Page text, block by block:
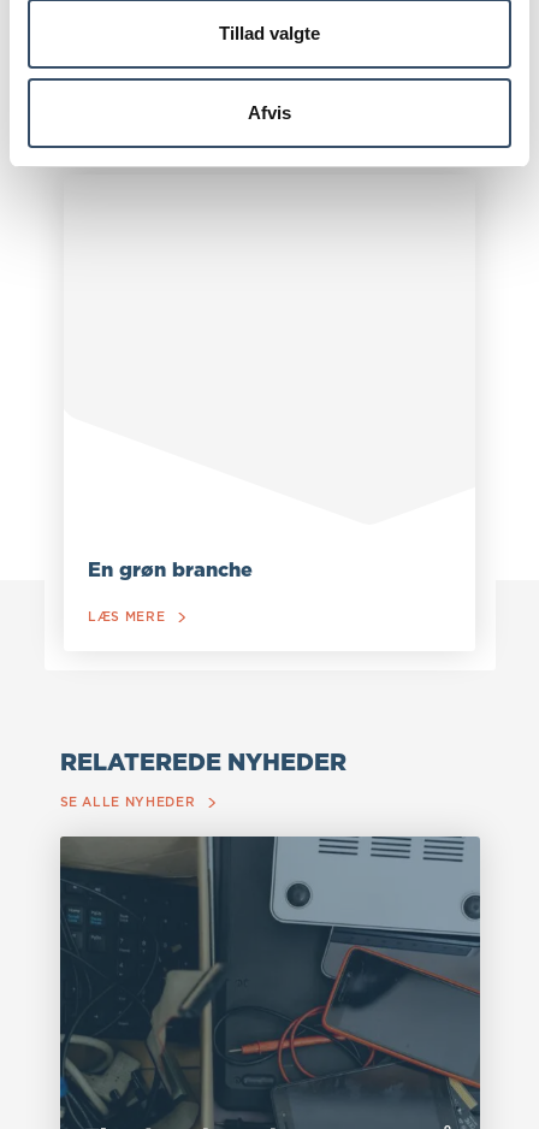
Tillad valgte
Afvis
En grøn branche
LÆS MERE
RELATEREDE NYHEDER
SE ALLE NYHEDER